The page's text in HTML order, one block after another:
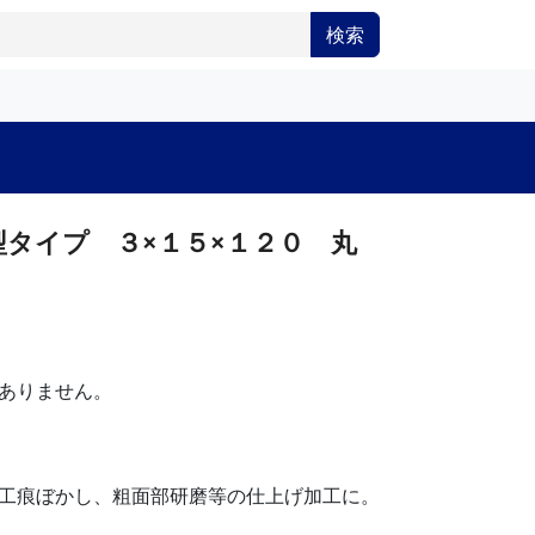
検索
タイプ ３×１５×１２０ 丸
ません。
ぼかし、粗面部研磨等の仕上げ加工に。